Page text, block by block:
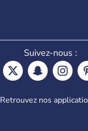
Suivez-nous :
Retrouvez nos